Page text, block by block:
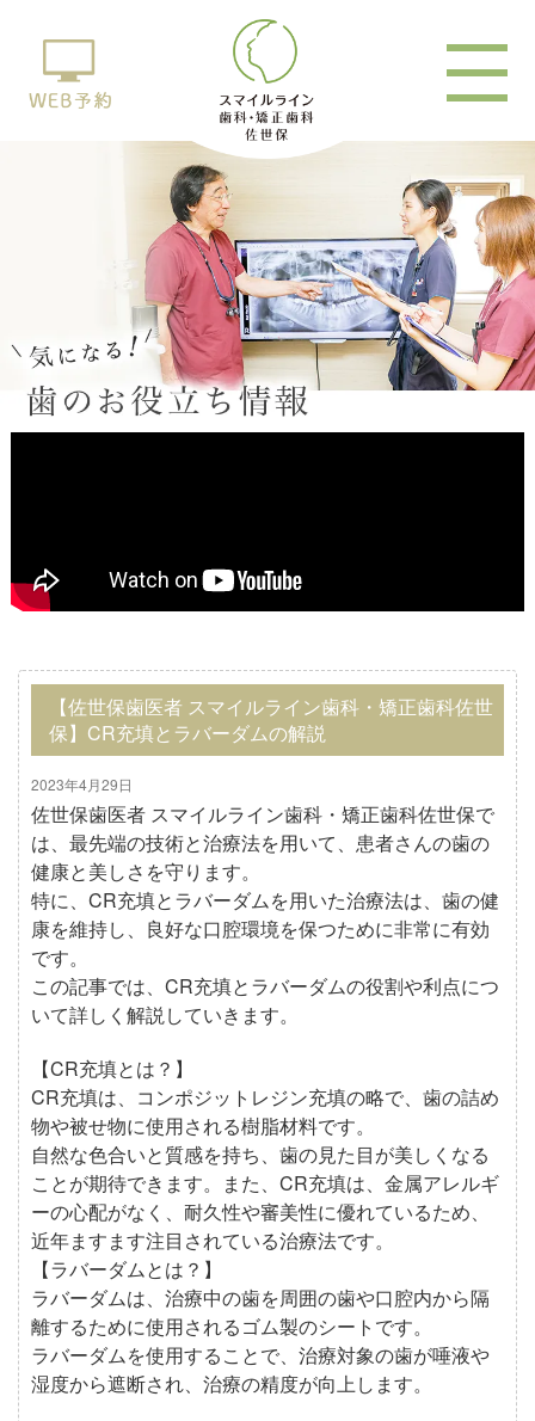
【佐世保歯医者 スマイルライン歯科・矯正歯科佐世
保】CR充填とラバーダムの解説
2023年4月29日
佐世保歯医者 スマイルライン歯科・矯正歯科佐世保で
は、最先端の技術と治療法を用いて、患者さんの歯の
健康と美しさを守ります。
特に、CR充填とラバーダムを用いた治療法は、歯の健
康を維持し、良好な口腔環境を保つために非常に有効
です。
この記事では、CR充填とラバーダムの役割や利点につ
いて詳しく解説していきます。
【CR充填とは？】
CR充填は、コンポジットレジン充填の略で、歯の詰め
物や被せ物に使用される樹脂材料です。
自然な色合いと質感を持ち、歯の見た目が美しくなる
ことが期待できます。また、CR充填は、金属アレルギ
ーの心配がなく、耐久性や審美性に優れているため、
近年ますます注目されている治療法です。
【ラバーダムとは？】
ラバーダムは、治療中の歯を周囲の歯や口腔内から隔
離するために使用されるゴム製のシートです。
ラバーダムを使用することで、治療対象の歯が唾液や
湿度から遮断され、治療の精度が向上します。